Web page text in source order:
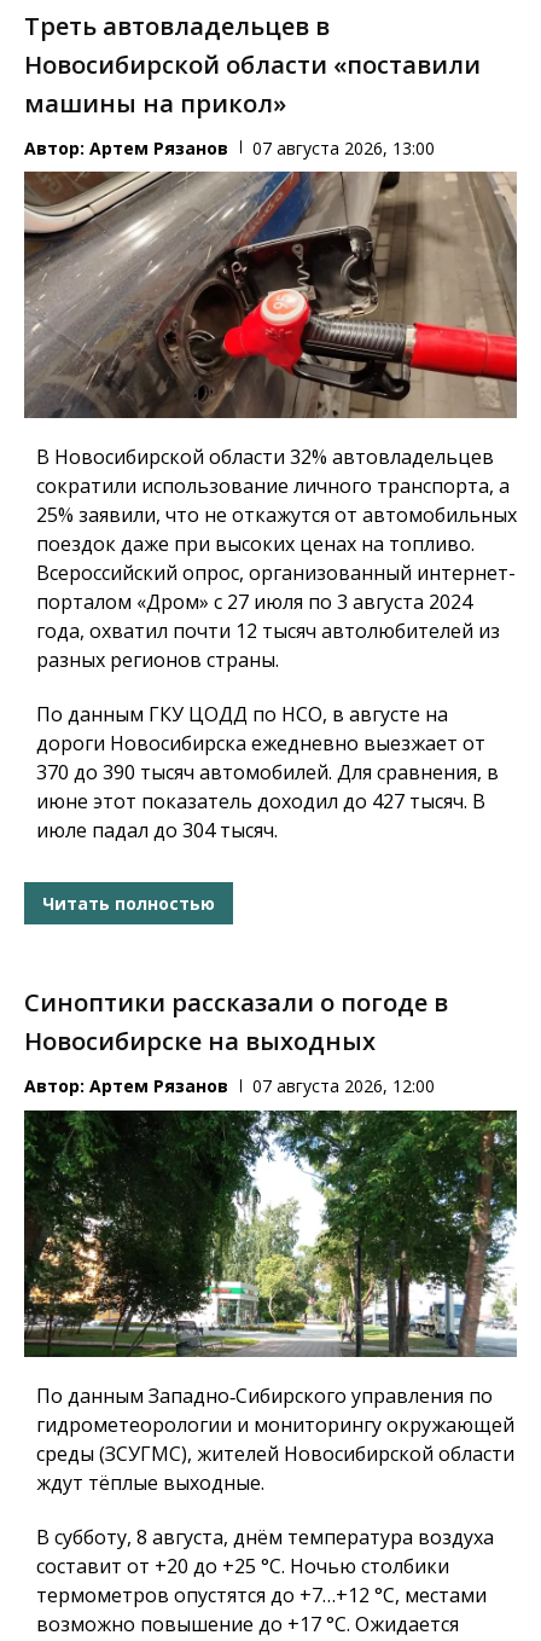
Треть автовладельцев в
Новосибирской области «поставили
машины на прикол»
Автор: Артем Рязанов 07 августа 2026, 13:00
В Новосибирской области 32% автовладельцев
сократили использование личного транспорта, а
25% заявили, что не откажутся от автомобильных
поездок даже при высоких ценах на топливо.
Всероссийский опрос, организованный интернет-
порталом «Дром» с 27 июля по 3 августа 2024
года, охватил почти 12 тысяч автолюбителей из
разных регионов страны.
По данным ГКУ ЦОДД по НСО, в августе на
дороги Новосибирска ежедневно выезжает от
370 до 390 тысяч автомобилей. Для сравнения, в
июне этот показатель доходил до 427 тысяч. В
июле падал до 304 тысяч.
Читать полностью
Синоптики рассказали о погоде в
Новосибирске на выходных
Автор: Артем Рязанов 07 августа 2026, 12:00
По данным Западно‑Сибирского управления по
гидрометеорологии и мониторингу окружающей
среды (ЗСУГМС), жителей Новосибирской области
ждут тёплые выходные.
В субботу, 8 августа, днём температура воздуха
составит от +20 до +25 °C. Ночью столбики
термометров опустятся до +7…+12 °C, местами
возможно повышение до +17 °C. Ожидается